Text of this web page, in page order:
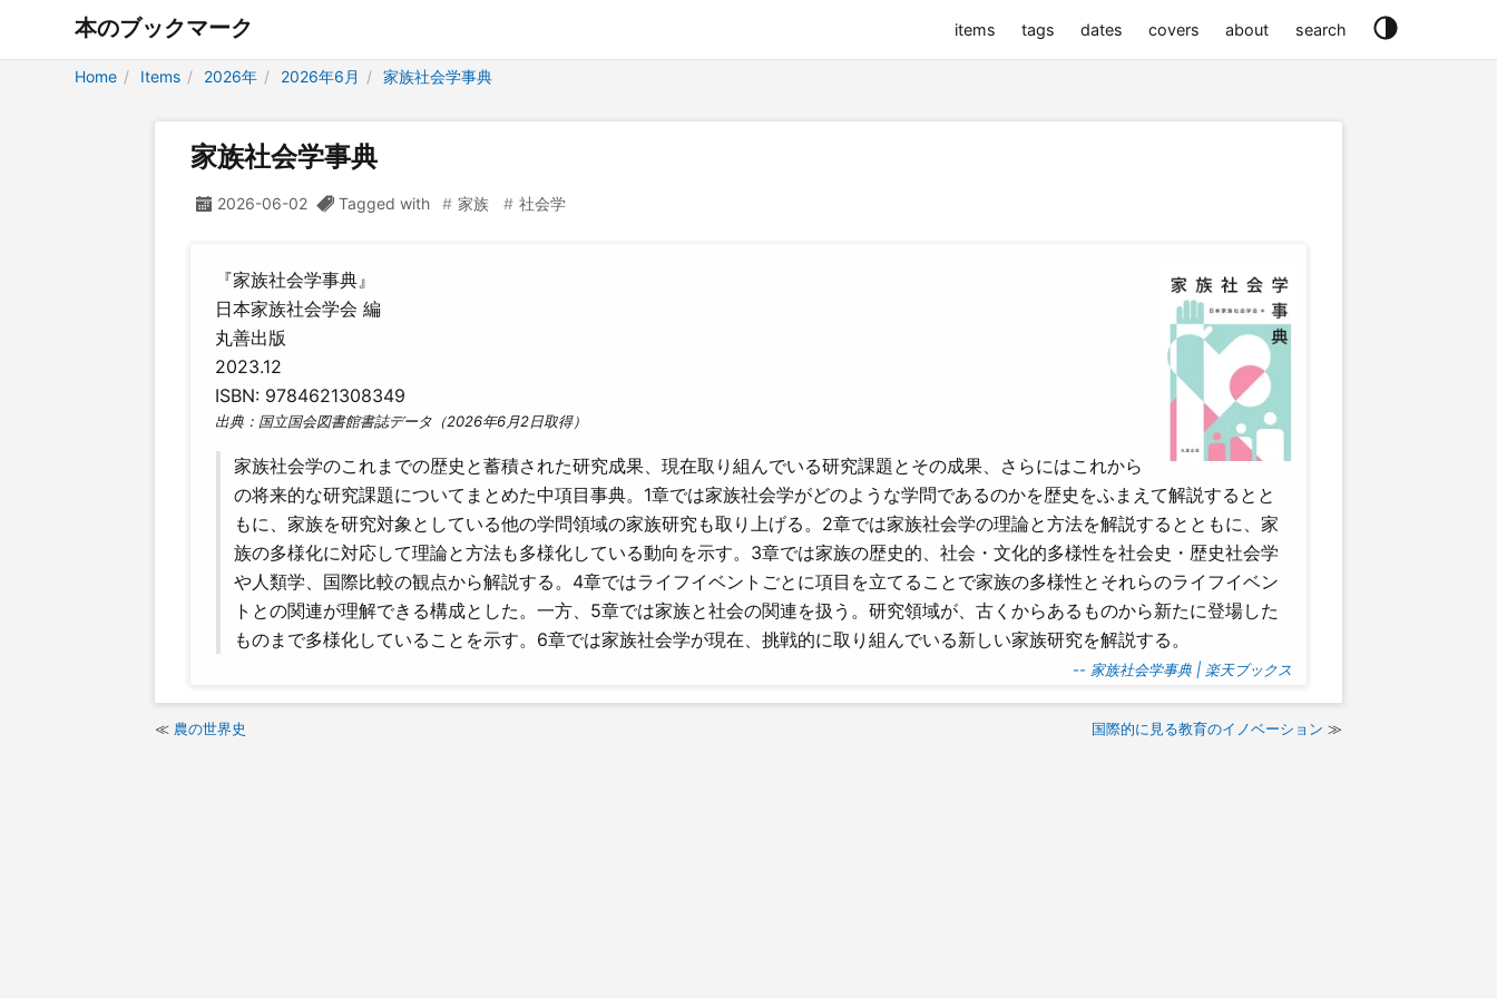
本のブックマーク items tags dates covers about search
Home Items 2026年 2026年6月 家族社会学事典
家族社会学事典
2026-06-02 Tagged with 家族 社会学
『家族社会学事典』
日本家族社会学会 編
丸善出版
2023.12
ISBN: 9784621308349
出典：国立国会図書館書誌データ（2026年6月2日取得）
家族社会学のこれまでの歴史と蓄積された研究成果、現在取り組んでいる研究課題とその成果、さらにはこれから
の将来的な研究課題についてまとめた中項目事典。1章では家族社会学がどのような学問であるのかを歴史をふまえて解説するとと
もに、家族を研究対象としている他の学問領域の家族研究も取り上げる。2章では家族社会学の理論と方法を解説するとともに、家
族の多様化に対応して理論と方法も多様化している動向を示す。3章では家族の歴史的、社会・文化的多様性を社会史・歴史社会学
や人類学、国際比較の観点から解説する。4章ではライフイベントごとに項目を立てることで家族の多様性とそれらのライフイベン
トとの関連が理解できる構成とした。一方、5章では家族と社会の関連を扱う。研究領域が、古くからあるものから新たに登場した
ものまで多様化していることを示す。6章では家族社会学が現在、挑戦的に取り組んでいる新しい家族研究を解説する。
-- 家族社会学事典 | 楽天ブックス
農の世界史 国際的に見る教育のイノベーション